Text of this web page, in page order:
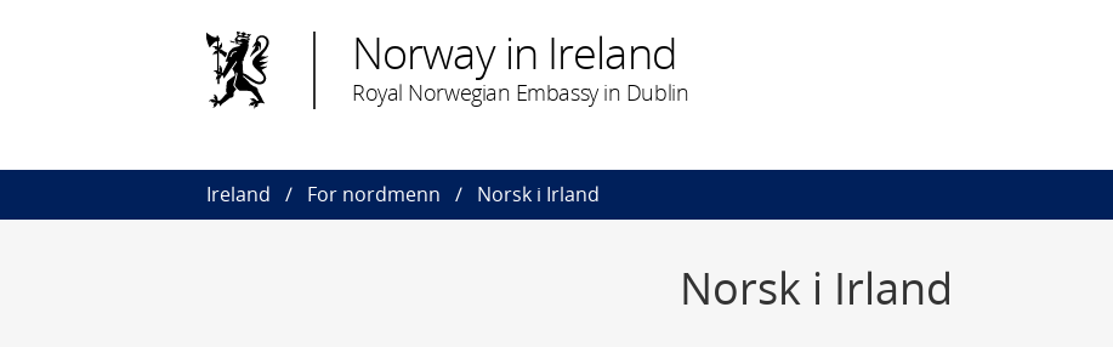
Norway in Ireland
Royal Norwegian Embassy in Dublin
Ireland For nordmenn Norsk i Irland
Norsk i Irland